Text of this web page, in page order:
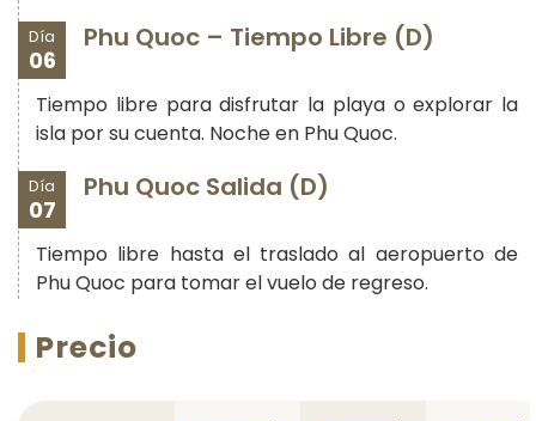
Día
06
Phu Quoc – Tiempo Libre (D)
Tiempo libre para disfrutar la playa o explorar la
isla por su cuenta. Noche en Phu Quoc.
Día
07
Phu Quoc Salida (D)
Tiempo libre hasta el traslado al aeropuerto de
Phu Quoc para tomar el vuelo de regreso.
Precio